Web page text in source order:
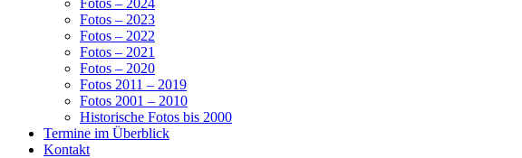
Fotos – 2024
Fotos – 2023
Fotos – 2022
Fotos – 2021
Fotos – 2020
Fotos 2011 – 2019
Fotos 2001 – 2010
Historische Fotos bis 2000
Termine im Überblick
Kontakt